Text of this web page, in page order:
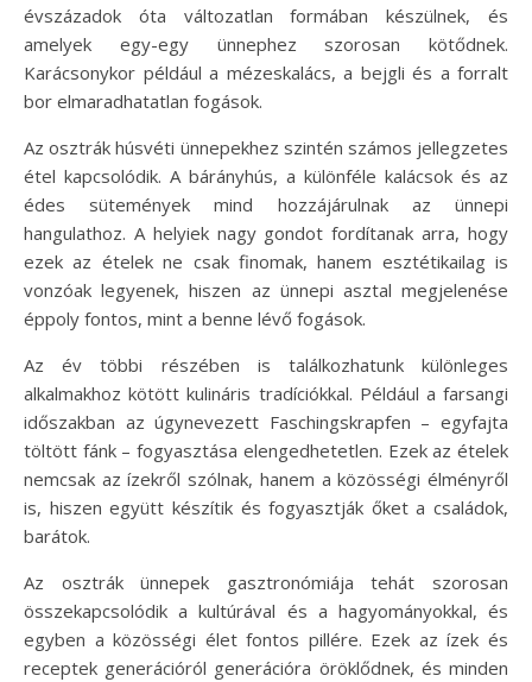
évszázadok óta változatlan formában készülnek, és
amelyek egy-egy ünnephez szorosan kötődnek.
Karácsonykor például a mézeskalács, a bejgli és a forralt
bor elmaradhatatlan fogások.
Az osztrák húsvéti ünnepekhez szintén számos jellegzetes
étel kapcsolódik. A bárányhús, a különféle kalácsok és az
édes sütemények mind hozzájárulnak az ünnepi
hangulathoz. A helyiek nagy gondot fordítanak arra, hogy
ezek az ételek ne csak finomak, hanem esztétikailag is
vonzóak legyenek, hiszen az ünnepi asztal megjelenése
éppoly fontos, mint a benne lévő fogások.
Az év többi részében is találkozhatunk különleges
alkalmakhoz kötött kulináris tradíciókkal. Például a farsangi
időszakban az úgynevezett Faschingskrapfen – egyfajta
töltött fánk – fogyasztása elengedhetetlen. Ezek az ételek
nemcsak az ízekről szólnak, hanem a közösségi élményről
is, hiszen együtt készítik és fogyasztják őket a családok,
barátok.
Az osztrák ünnepek gasztronómiája tehát szorosan
összekapcsolódik a kultúrával és a hagyományokkal, és
egyben a közösségi élet fontos pillére. Ezek az ízek és
receptek generációról generációra öröklődnek, és minden